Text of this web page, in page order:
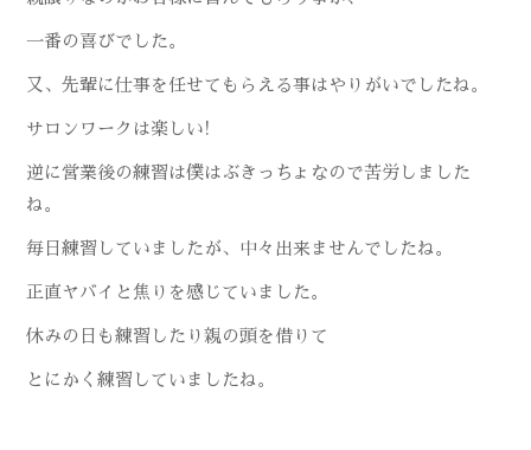
一番の喜びでした。
又、先輩に仕事を任せてもらえる事はやりがいでしたね。
サロンワークは楽しい!
逆に営業後の練習は僕はぶきっちょなので苦労しました
ね。
毎日練習していましたが、中々出来ませんでしたね。
正直ヤバイと焦りを感じていました。
休みの日も練習したり親の頭を借りて
とにかく練習していましたね。